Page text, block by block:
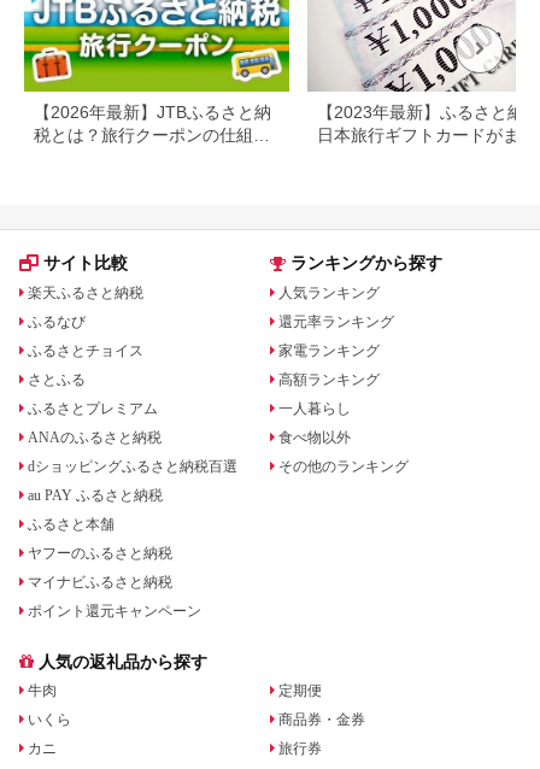
【2026年最新】JTBふるさと納
税とは？旅行クーポンの仕組
【2023年最新】ふるさと納
日本旅行ギフトカードがまだ
サイト比較
楽天ふるさと納税
ふるなび
ふるさとチョイス
さとふる
ふるさとプレミアム
ANAのふるさと納税
dショッピングふるさと納税百選
au PAY ふるさと納税
ふるさと本舗
ヤフーのふるさと納税
マイナビふるさと納税
ポイント還元キャンペーン
ランキングから探す
人気ランキング
還元率ランキング
家電ランキング
高額ランキング
一人暮らし
食べ物以外
その他のランキング
人気の返礼品から探す
牛肉
いくら
カニ
定期便
商品券・金券
旅行券